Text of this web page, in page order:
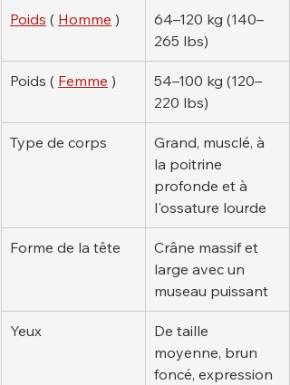
Poids ( Homme )
64–120 kg (140–
265 lbs)
Poids ( Femme )
54–100 kg (120–
220 lbs)
Type de corps
Grand, musclé, à
la poitrine
profonde et à
l'ossature lourde
Forme de la tête
Crâne massif et
large avec un
museau puissant
Yeux
De taille
moyenne, brun
foncé, expression